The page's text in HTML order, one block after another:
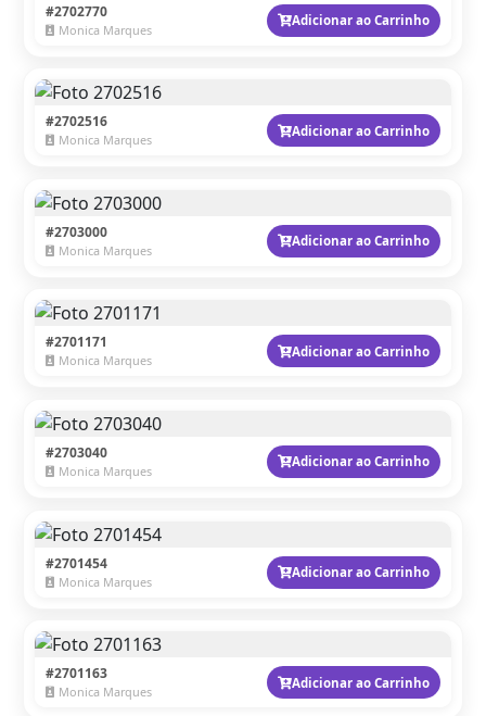
#2702770
Monica Marques
Adicionar ao Carrinho
#2702516
Monica Marques
Adicionar ao Carrinho
#2703000
Monica Marques
Adicionar ao Carrinho
#2701171
Monica Marques
Adicionar ao Carrinho
#2703040
Monica Marques
Adicionar ao Carrinho
#2701454
Monica Marques
Adicionar ao Carrinho
#2701163
Monica Marques
Adicionar ao Carrinho